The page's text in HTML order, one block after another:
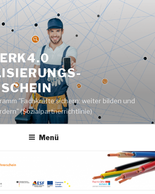
"Fachkräfte sichern: weiter bilden und
(Sozialpartnerrichtlinie)
Menü